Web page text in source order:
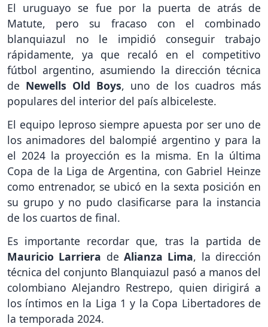
El uruguayo se fue por la puerta de atrás de
Matute, pero su fracaso con el combinado
blanquiazul no le impidió conseguir trabajo
rápidamente, ya que recaló en el competitivo
fútbol argentino, asumiendo la dirección técnica
de Newells Old Boys, uno de los cuadros más
populares del interior del país albiceleste.
El equipo leproso siempre apuesta por ser uno de
los animadores del balompié argentino y para la
el 2024 la proyección es la misma. En la última
Copa de la Liga de Argentina, con Gabriel Heinze
como entrenador, se ubicó en la sexta posición en
su grupo y no pudo clasificarse para la instancia
de los cuartos de final.
Es importante recordar que, tras la partida de
Mauricio Larriera deAlianza Lima, la dirección
técnica del conjunto Blanquiazul pasó a manos del
colombiano Alejandro Restrepo, quien dirigirá a
los íntimos en la Liga 1 y la Copa Libertadores de
la temporada 2024.